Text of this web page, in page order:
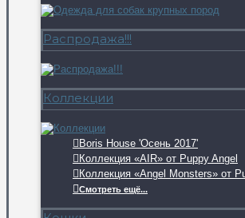
Распродажа!!!
Коллекции
Boris House 'Осень 2017'
Коллекция «AIR» от Puppy Angel
Коллекция «Angel Monsters» от
Смотреть ещё...